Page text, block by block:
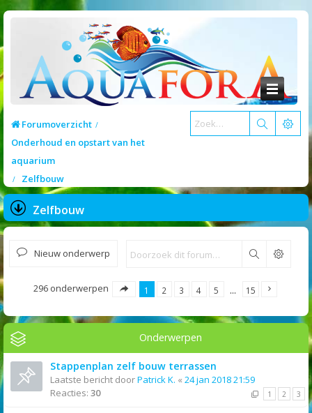
Forumoverzicht
Onderhoud en opstart van het
aquarium
Zelfbouw
Zelfbouw
Nieuw onderwerp Zoek
296 onderwerpen 1 2 3 4 5 … 15
Onderwerpen
Stappenplan zelf bouw terrassen
Laatste bericht doorPatrick K. « 24 jan 2018 21:59
Reacties: 30 1 2 3